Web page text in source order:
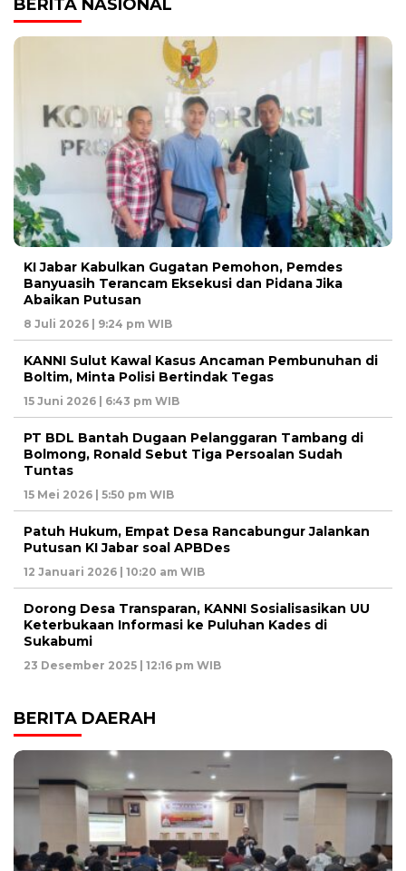
BERITA NASIONAL
KI Jabar Kabulkan Gugatan Pemohon, Pemdes
Banyuasih Terancam Eksekusi dan Pidana Jika
Abaikan Putusan
8 Juli 2026 | 9:24 pm WIB
KANNI Sulut Kawal Kasus Ancaman Pembunuhan di
Boltim, Minta Polisi Bertindak Tegas
15 Juni 2026 | 6:43 pm WIB
PT BDL Bantah Dugaan Pelanggaran Tambang di
Bolmong, Ronald Sebut Tiga Persoalan Sudah
Tuntas
15 Mei 2026 | 5:50 pm WIB
Patuh Hukum, Empat Desa Rancabungur Jalankan
Putusan KI Jabar soal APBDes
12 Januari 2026 | 10:20 am WIB
Dorong Desa Transparan, KANNI Sosialisasikan UU
Keterbukaan Informasi ke Puluhan Kades di
Sukabumi
23 Desember 2025 | 12:16 pm WIB
BERITA DAERAH